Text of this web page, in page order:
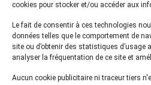
cookies pour stocker et/ou accéder aux
Le fait de consentir à ces technologies
données telles que le comportement de
site ou d’obtenir des statistiques d’usage
analyser la fréquentation de ce site et
Aucun cookie publicitaire ni traceur tiers
Presse
Informations
Plan du